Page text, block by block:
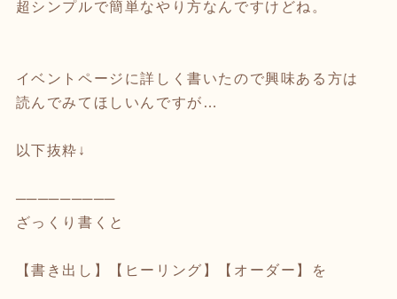
超シンプルで簡単なやり方なんですけどね。
イベントページに詳しく書いたので興味ある方は
読んでみてほしいんですが…
以下抜粋↓
─────────
ざっくり書くと
【書き出し】【ヒーリング】【オーダー】を